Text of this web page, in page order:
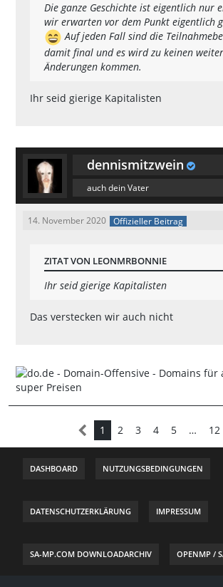
Die ganze Geschichte ist eigentlich nur
wir erwarten vor dem Punkt eigentlich
Auf jeden Fall sind die
damit final und es wird zu keinen
Änderungen kommen.
Ihr seid gierige Kapitalisten
dennismitzwein
auch dein Vater
14. November 2020 Offizieller Beitrag
ZITAT VON LEONMRBONNIE
Ihr seid gierige Kapitalisten
Das verstecken wir auch nicht
1 2 3 4 5 … 12
DASHBOARD NUTZUNGSBEDINGUNGEN
DATENSCHUTZERKLÄRUNG IMPRESSUM
SA-MP.COM DOWNLOADARCHIV OPENMP /